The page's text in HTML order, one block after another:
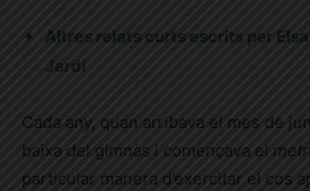
Altres relats curts escrits per Elsa
Jardí
Cada any, quan arribava el mes de
baixa del gimnàs i començava el
particular manera d’exercitar el cos